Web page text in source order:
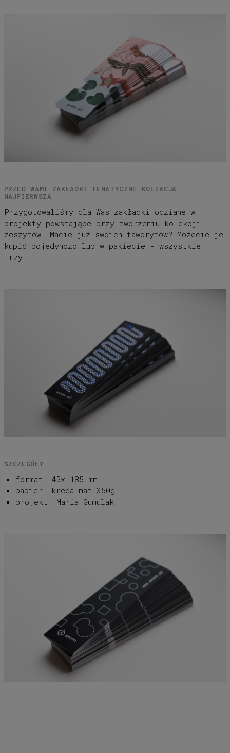
PRZED WAMI ZAKŁADKI TEMATYCZNE KOLEKCJA
NAJPIERWSZA
Przygotowaliśmy dla Was zakładki odziane w
projekty powstające przy tworzeniu kolekcji
zeszytów. Macie już swoich faworytów? Możecie je
kupić pojedynczo lub w pakiecie - wszystkie
trzy.
SZCZEGÓŁY
format: 45x 185 mm
papier: kreda mat 350g
projekt: Maria Gumulak